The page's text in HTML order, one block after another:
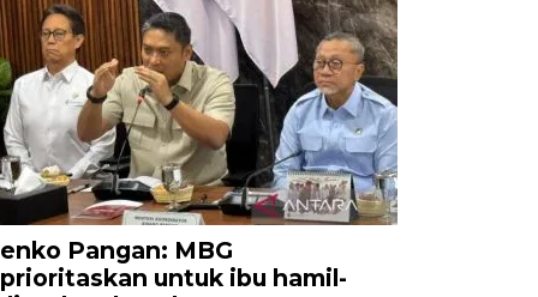
Pangan: MBG
untuk ibu hamil-